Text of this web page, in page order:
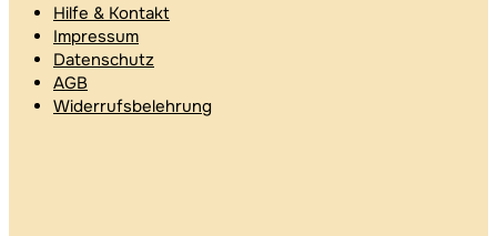
Hilfe & Kontakt
Impressum
Datenschutz
AGB
Widerrufsbelehrung